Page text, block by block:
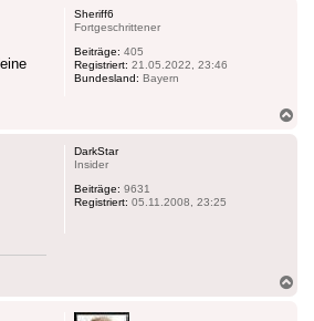
Sheriff6
Fortgeschrittener
Beiträge: 405
Registriert: 21.05.2022, 23:46
Bundesland: Bayern
DarkStar
Insider
Beiträge: 9631
Registriert: 05.11.2008, 23:25